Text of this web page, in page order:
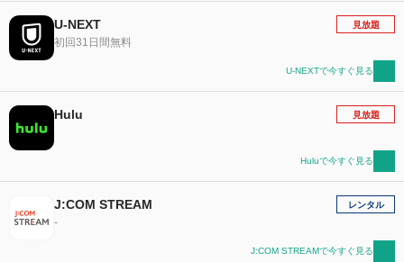
U-NEXT
初回31日間無料
見放題
U-NEXTで今すぐ見る
Hulu 見放題
Huluで今すぐ見る
J:COM STREAM
-
レンタル
J:COM STREAMで今すぐ見る